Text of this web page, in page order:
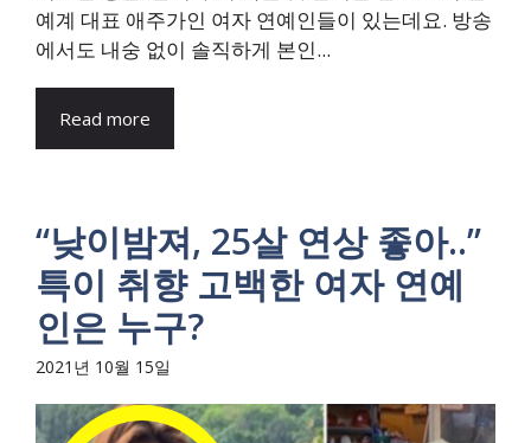
예계 대표 애주가인 여자 연예인들이 있는데요. 방송
에서도 내숭 없이 솔직하게 본인...
Read more
“낮이밤져, 25살 연상 좋아..”
특이 취향 고백한 여자 연예
인은 누구?
2021년 10월 15일